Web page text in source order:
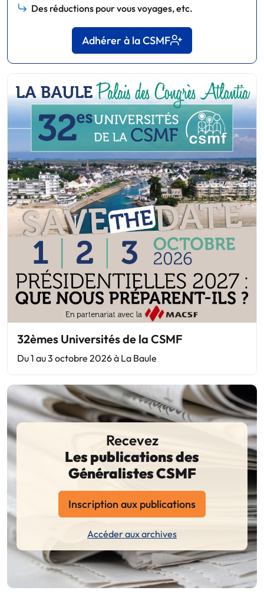
Des réductions pour vous voyages, etc.
Adhérer à la CSMF
32èmes Universités de la CSMF
Du 1 au 3 octobre 2026 à La Baule
Recevez
Les publications des
Généralistes CSMF
Inscription aux publications
Accéder aux archives